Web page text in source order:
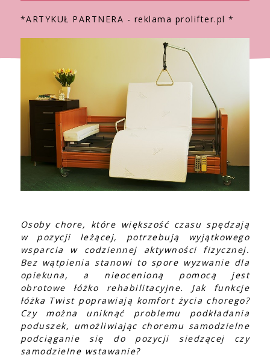
*ARTYKUŁ PARTNERA - reklama prolifter.pl *
Osoby chore, które większość czasu spędzają
w pozycji leżącej, potrzebują wyjątkowego
wsparcia w codziennej aktywności fizycznej.
Bez wątpienia stanowi to spore wyzwanie dla
opiekuna, a nieocenioną pomocą jest
obrotowe łóżko rehabilitacyjne. Jak funkcje
łóżka Twist poprawiają komfort życia chorego?
Czy można uniknąć problemu podkładania
poduszek, umożliwiając choremu samodzielne
podciąganie się do pozycji siedzącej czy
samodzielne wstawanie?